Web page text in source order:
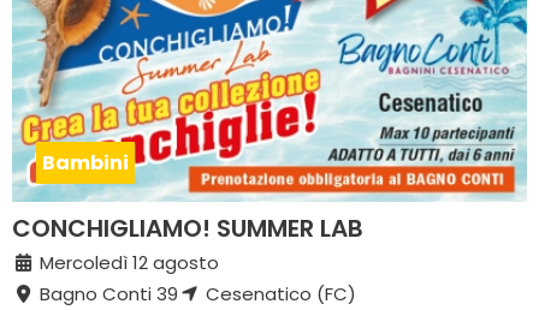
Bambini
CONCHIGLIAMO! SUMMER LAB
Mercoledì 12 agosto
Bagno Conti 39
Cesenatico (FC)